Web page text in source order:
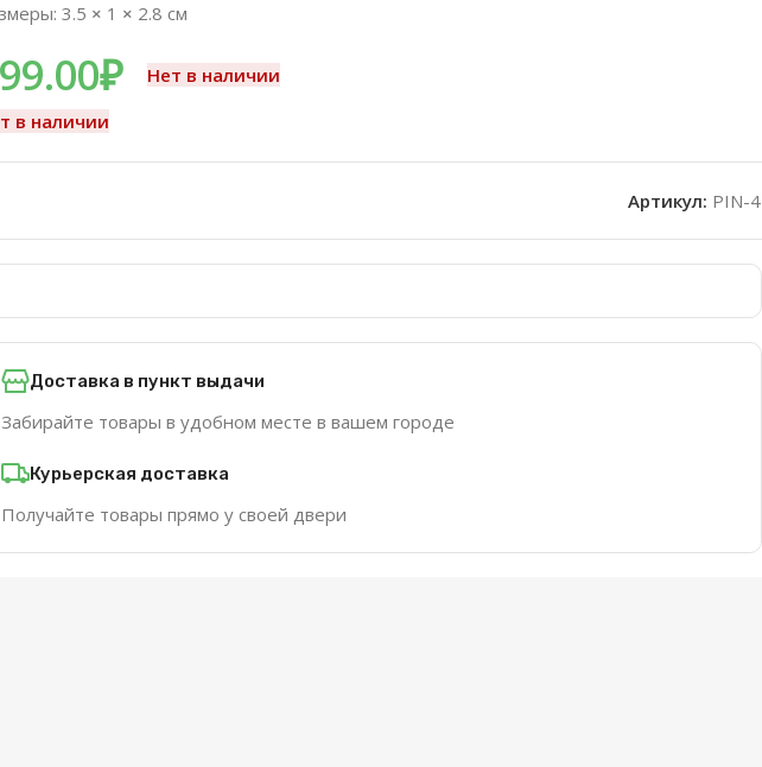
3.5 × 1 × 2.8 см
₽
Нет в наличии
в наличии
Артикул: PIN-4
Доставка в пункт выдачи
Забирайте товары в удобном месте в вашем городе
Курьерская доставка
Получайте товары прямо у своей двери